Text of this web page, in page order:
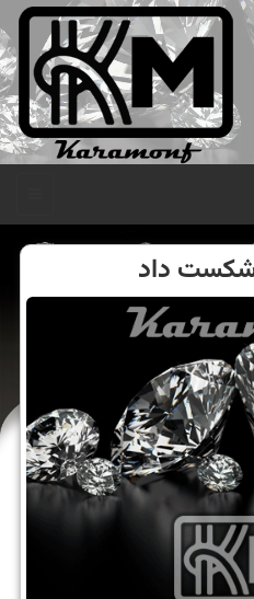
شكست داد